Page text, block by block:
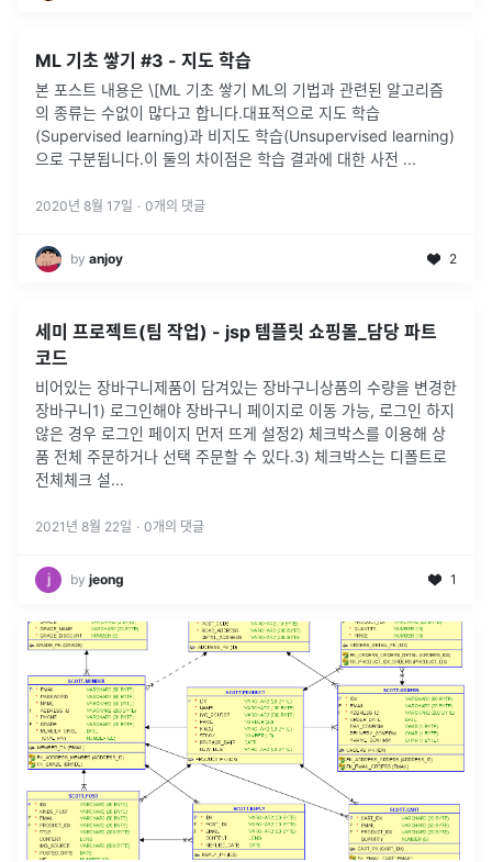
ML 기초 쌓기 #3 - 지도 학습
본 포스트 내용은 \[ML 기초 쌓기 ML의 기법과 관련된 알고리즘
의 종류는 수없이 많다고 합니다.대표적으로 지도 학습
(Supervised learning)과 비지도 학습(Unsupervised learning)
으로 구분됩니다.이 둘의 차이점은 학습 결과에 대한 사전 ...
2020년 8월 17일 · 0개의 댓글
by anjoy 2
세미 프로젝트(팀 작업) - jsp 템플릿 쇼핑몰_담당 파트
코드
비어있는 장바구니제품이 담겨있는 장바구니상품의 수량을 변경한
장바구니1) 로그인해야 장바구니 페이지로 이동 가능, 로그인 하지
않은 경우 로그인 페이지 먼저 뜨게 설정2) 체크박스를 이용해 상
품 전체 주문하거나 선택 주문할 수 있다.3) 체크박스는 디폴트로
전체체크 설...
2021년 8월 22일 · 0개의 댓글
by jeong 1